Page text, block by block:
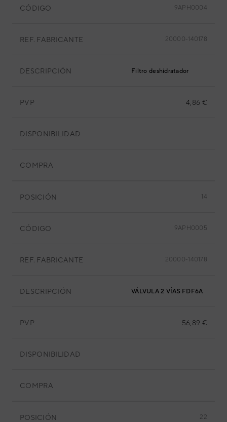
CÓDIGO 9APH0004
REF. FABRICANTE 20000-140178
DESCRIPCIÓN Filtro deshidratador
PVP 4,86 €
DISPONIBILIDAD
COMPRA
POSICIÓN 14
CÓDIGO 9APH0005
REF. FABRICANTE 20000-140178
DESCRIPCIÓN VÁLVULA 2 VÍAS FDF6A
PVP 56,89 €
DISPONIBILIDAD
COMPRA
POSICIÓN 22